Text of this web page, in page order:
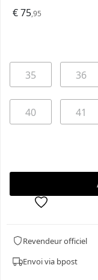
€ 75,95
35 36
40 41
Revendeur officiel
Envoi via bpost